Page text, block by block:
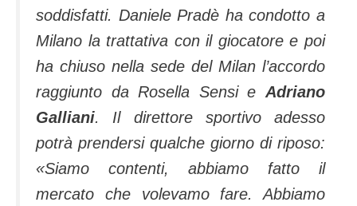
soddisfatti. Daniele Pradè ha con­dotto a
Milano la trattativa con il gioca­tore e poi
ha chiuso nella sede del Milan l’accordo
raggiunto da Rosella Sen­si e Adriano
Galliani. Il di­rettore sportivo adesso
potrà prendersi qualche giorno di riposo:
«Siamo contenti, abbiamo fatto il
mercato che volevamo fa­re. Abbiamo